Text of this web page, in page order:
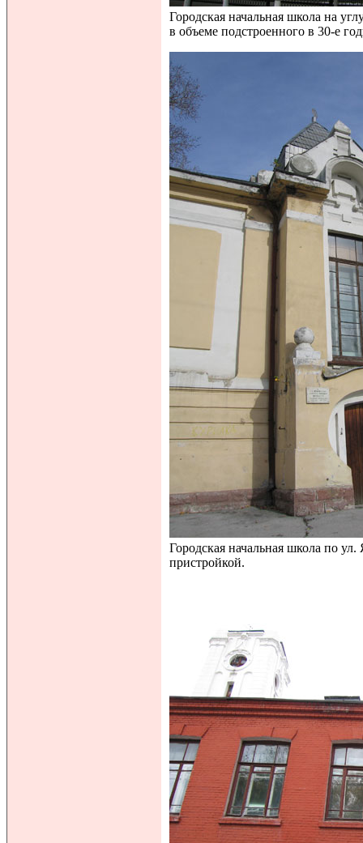
Городская начальная школа на
в объеме подстроенного в 30-е
Городская начальная школа по
пристройкой.